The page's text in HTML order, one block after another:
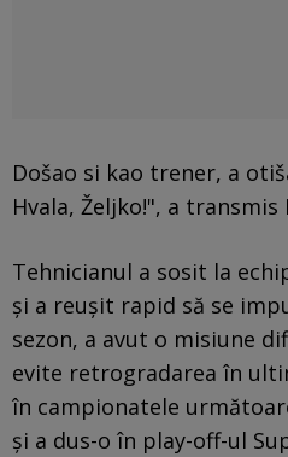
Došao si kao trener, a
Hvala, Željko!", a transmis
Tehnicianul a sosit la
și a reușit rapid să se
sezon, a avut o misiune
evite retrogradarea în
în campionatele
și a dus-o în play-off-ul